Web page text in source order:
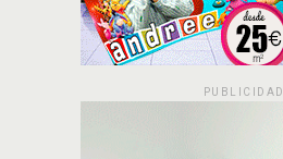
PUBLICIDAD